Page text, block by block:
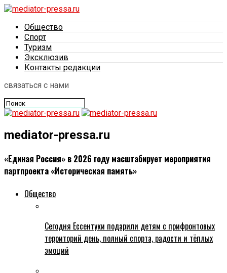
Общество
Спорт
Туризм
Эксклюзив
Контакты редакции
связаться с нами
mediator-pressa.ru
«Единая Россия» в 2026 году масштабирует мероприятия
партпроекта «Историческая память»
Общество
Сегодня Ессентуки подарили детям с прифронтовых
территорий день, полный спорта, радости и тёплых
эмоций